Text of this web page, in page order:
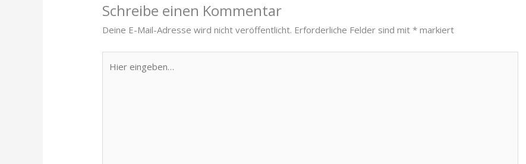
Schreibe einen Kommentar
Deine E-Mail-Adresse wird nicht veröffentlicht. Erforderliche Felder sind mit* markiert
eingeben…